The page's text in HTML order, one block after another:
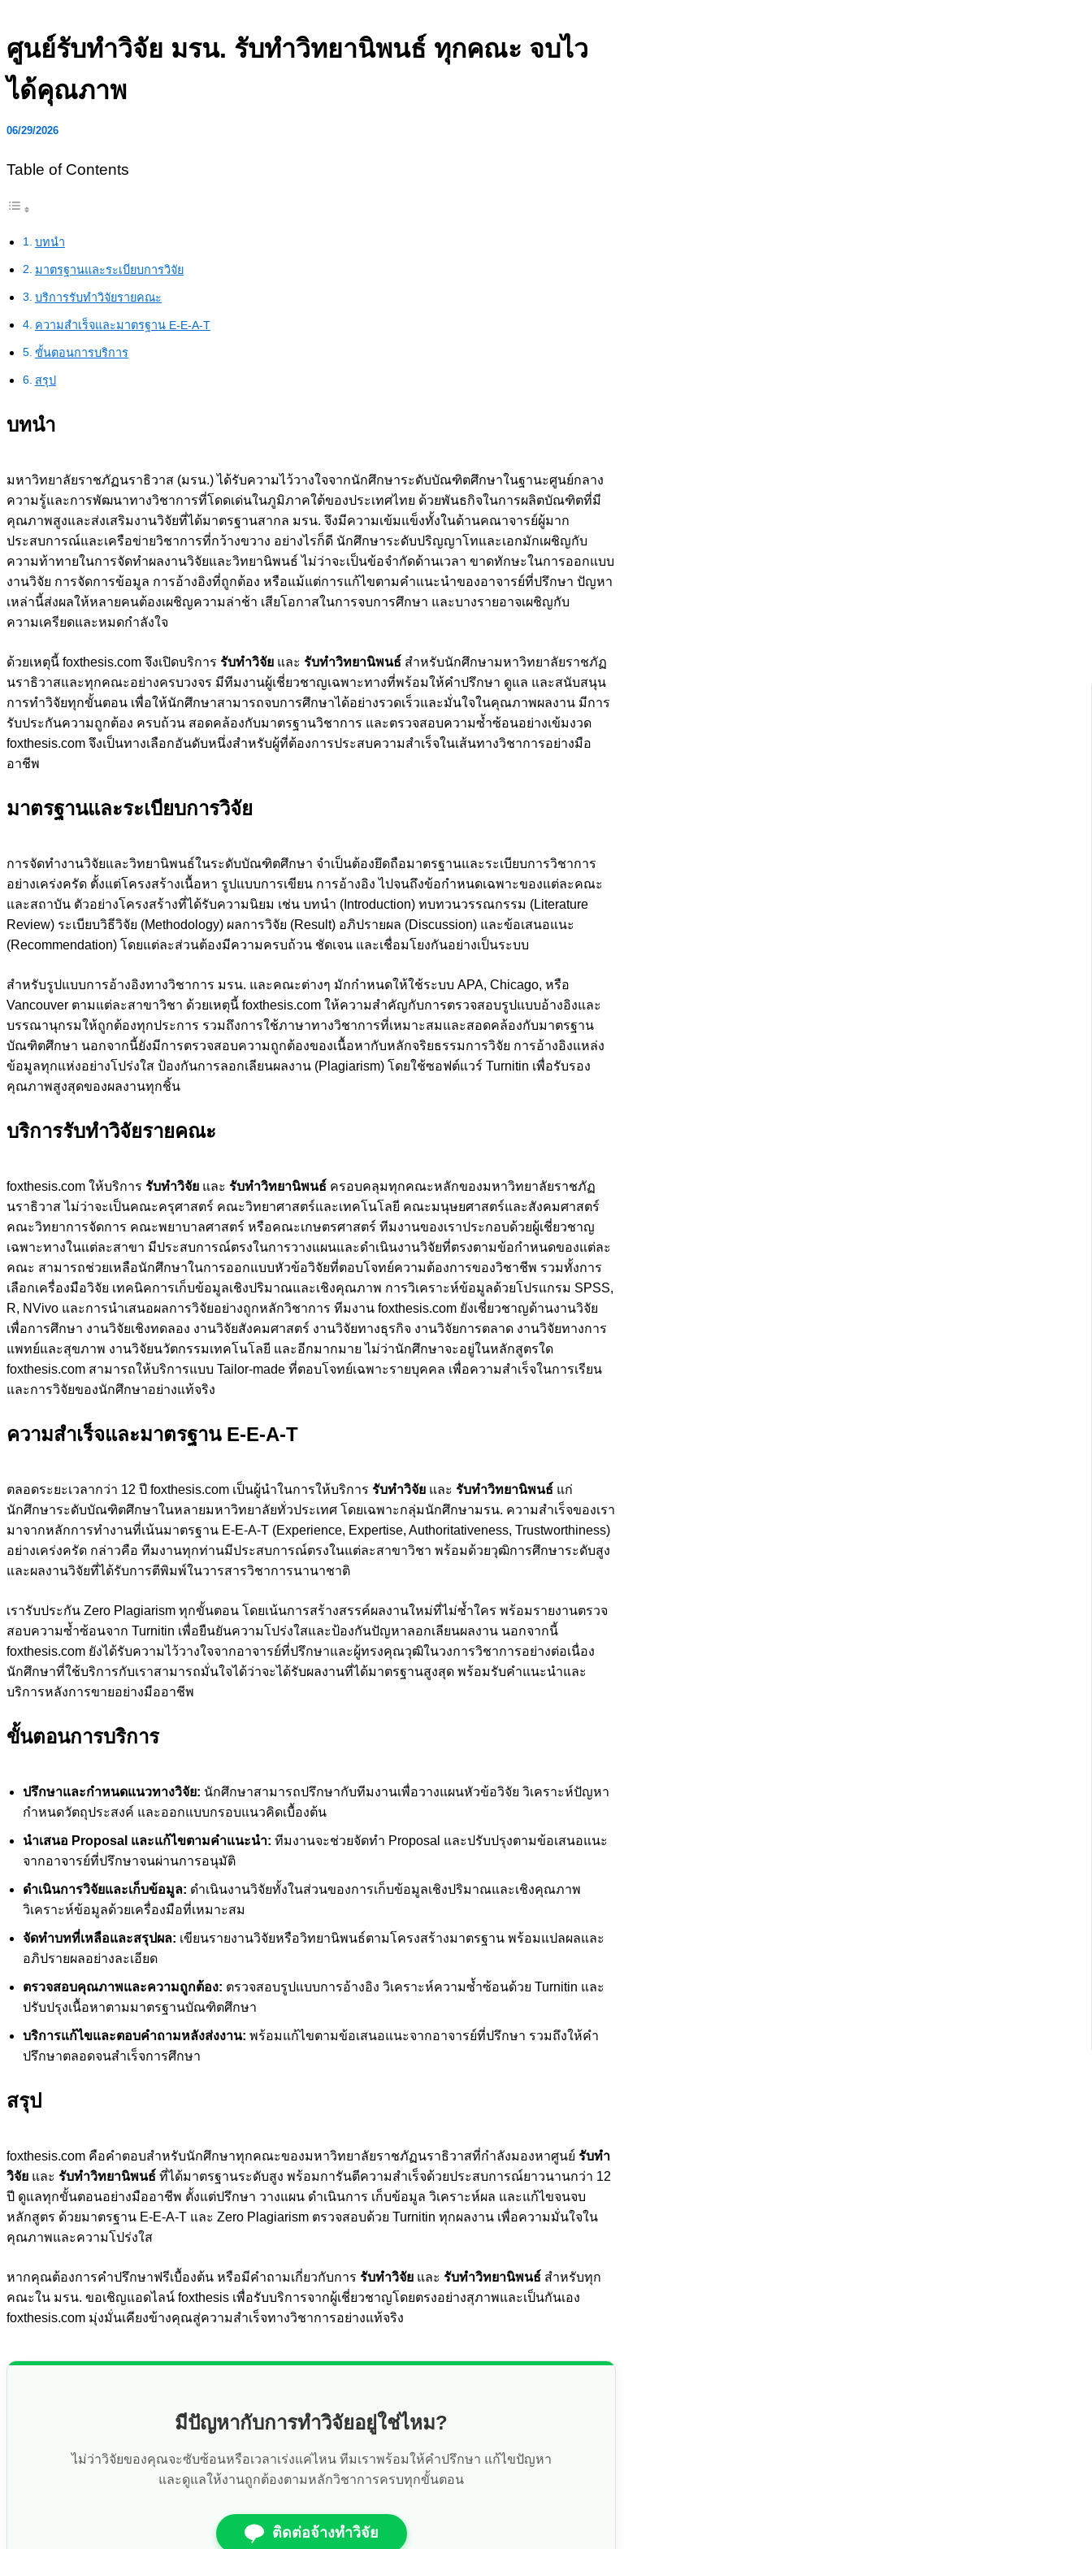
content
ศูนย์รับทำวิจัย มรน. รับทำวิทยานิพนธ์ ทุกคณะ จบไว
ได้คุณภาพ
06/29/2026
Table of Contents
บทนำ
มาตรฐานและระเบียบการวิจัย
บริการรับทำวิจัยรายคณะ
ความสำเร็จและมาตรฐาน E-E-A-T
ขั้นตอนการบริการ
สรุป
บทนำ
มหาวิทยาลัยราชภัฏนราธิวาส (มรน.) ได้รับความไว้วางใจจากนักศึกษาระดับบัณฑิตศึกษาในฐานะศูนย์กลาง
ความรู้และการพัฒนาทางวิชาการที่โดดเด่นในภูมิภาคใต้ของประเทศไทย ด้วยพันธกิจในการผลิตบัณฑิตที่มี
คุณภาพสูงและส่งเสริมงานวิจัยที่ได้มาตรฐานสากล มรน. จึงมีความเข้มแข็งทั้งในด้านคณาจารย์ผู้มาก
ประสบการณ์และเครือข่ายวิชาการที่กว้างขวาง อย่างไรก็ดี นักศึกษาระดับปริญญาโทและเอกมักเผชิญกับ
ความท้าทายในการจัดทำผลงานวิจัยและวิทยานิพนธ์ ไม่ว่าจะเป็นข้อจำกัดด้านเวลา ขาดทักษะในการออกแบบ
งานวิจัย การจัดการข้อมูล การอ้างอิงที่ถูกต้อง หรือแม้แต่การแก้ไขตามคำแนะนำของอาจารย์ที่ปรึกษา ปัญหา
เหล่านี้ส่งผลให้หลายคนต้องเผชิญความล่าช้า เสียโอกาสในการจบการศึกษา และบางรายอาจเผชิญกับ
ความเครียดและหมดกำลังใจ
ด้วยเหตุนี้ foxthesis.com จึงเปิดบริการ รับทำวิจัย และ รับทำวิทยานิพนธ์ สำหรับนักศึกษามหาวิทยาลัยราชภัฏ
นราธิวาสและทุกคณะอย่างครบวงจร มีทีมงานผู้เชี่ยวชาญเฉพาะทางที่พร้อมให้คำปรึกษา ดูแล และสนับสนุน
การทำวิจัยทุกขั้นตอน เพื่อให้นักศึกษาสามารถจบการศึกษาได้อย่างรวดเร็วและมั่นใจในคุณภาพผลงาน มีการ
รับประกันความถูกต้อง ครบถ้วน สอดคล้องกับมาตรฐานวิชาการ และตรวจสอบความซ้ำซ้อนอย่างเข้มงวด
foxthesis.com จึงเป็นทางเลือกอันดับหนึ่งสำหรับผู้ที่ต้องการประสบความสำเร็จในเส้นทางวิชาการอย่างมือ
อาชีพ
มาตรฐานและระเบียบการวิจัย
การจัดทำงานวิจัยและวิทยานิพนธ์ในระดับบัณฑิตศึกษา จำเป็นต้องยึดถือมาตรฐานและระเบียบการวิชาการ
อย่างเคร่งครัด ตั้งแต่โครงสร้างเนื้อหา รูปแบบการเขียน การอ้างอิง ไปจนถึงข้อกำหนดเฉพาะของแต่ละคณะ
และสถาบัน ตัวอย่างโครงสร้างที่ได้รับความนิยม เช่น บทนำ (Introduction) ทบทวนวรรณกรรม (Literature
Review) ระเบียบวิธีวิจัย (Methodology) ผลการวิจัย (Result) อภิปรายผล (Discussion) และข้อเสนอแนะ
(Recommendation) โดยแต่ละส่วนต้องมีความครบถ้วน ชัดเจน และเชื่อมโยงกันอย่างเป็นระบบ
สำหรับรูปแบบการอ้างอิงทางวิชาการ มรน. และคณะต่างๆ มักกำหนดให้ใช้ระบบ APA, Chicago, หรือ
Vancouver ตามแต่ละสาขาวิชา ด้วยเหตุนี้ foxthesis.com ให้ความสำคัญกับการตรวจสอบรูปแบบอ้างอิงและ
บรรณานุกรมให้ถูกต้องทุกประการ รวมถึงการใช้ภาษาทางวิชาการที่เหมาะสมและสอดคล้องกับมาตรฐาน
บัณฑิตศึกษา นอกจากนี้ยังมีการตรวจสอบความถูกต้องของเนื้อหากับหลักจริยธรรมการวิจัย การอ้างอิงแหล่ง
ข้อมูลทุกแห่งอย่างโปร่งใส ป้องกันการลอกเลียนผลงาน (Plagiarism) โดยใช้ซอฟต์แวร์ Turnitin เพื่อรับรอง
คุณภาพสูงสุดของผลงานทุกชิ้น
บริการรับทำวิจัยรายคณะ
foxthesis.com ให้บริการ รับทำวิจัย และ รับทำวิทยานิพนธ์ ครอบคลุมทุกคณะหลักของมหาวิทยาลัยราชภัฏ
นราธิวาส ไม่ว่าจะเป็นคณะครุศาสตร์ คณะวิทยาศาสตร์และเทคโนโลยี คณะมนุษยศาสตร์และสังคมศาสตร์
คณะวิทยาการจัดการ คณะพยาบาลศาสตร์ หรือคณะเกษตรศาสตร์ ทีมงานของเราประกอบด้วยผู้เชี่ยวชาญ
เฉพาะทางในแต่ละสาขา มีประสบการณ์ตรงในการวางแผนและดำเนินงานวิจัยที่ตรงตามข้อกำหนดของแต่ละ
คณะ สามารถช่วยเหลือนักศึกษาในการออกแบบหัวข้อวิจัยที่ตอบโจทย์ความต้องการของวิชาชีพ รวมทั้งการ
เลือกเครื่องมือวิจัย เทคนิคการเก็บข้อมูลเชิงปริมาณและเชิงคุณภาพ การวิเคราะห์ข้อมูลด้วยโปรแกรม SPSS,
R, NVivo และการนำเสนอผลการวิจัยอย่างถูกหลักวิชาการ ทีมงาน foxthesis.com ยังเชี่ยวชาญด้านงานวิจัย
เพื่อการศึกษา งานวิจัยเชิงทดลอง งานวิจัยสังคมศาสตร์ งานวิจัยทางธุรกิจ งานวิจัยการตลาด งานวิจัยทางการ
แพทย์และสุขภาพ งานวิจัยนวัตกรรมเทคโนโลยี และอีกมากมาย ไม่ว่านักศึกษาจะอยู่ในหลักสูตรใด
foxthesis.com สามารถให้บริการแบบ Tailor-made ที่ตอบโจทย์เฉพาะรายบุคคล เพื่อความสำเร็จในการเรียน
และการวิจัยของนักศึกษาอย่างแท้จริง
ความสำเร็จและมาตรฐาน E-E-A-T
ตลอดระยะเวลากว่า 12 ปี foxthesis.com เป็นผู้นำในการให้บริการ รับทำวิจัย และ รับทำวิทยานิพนธ์ แก่
นักศึกษาระดับบัณฑิตศึกษาในหลายมหาวิทยาลัยทั่วประเทศ โดยเฉพาะกลุ่มนักศึกษามรน. ความสำเร็จของเรา
มาจากหลักการทำงานที่เน้นมาตรฐาน E-E-A-T (Experience, Expertise, Authoritativeness, Trustworthiness)
อย่างเคร่งครัด กล่าวคือ ทีมงานทุกท่านมีประสบการณ์ตรงในแต่ละสาขาวิชา พร้อมด้วยวุฒิการศึกษาระดับสูง
และผลงานวิจัยที่ได้รับการตีพิมพ์ในวารสารวิชาการนานาชาติ
เรารับประกัน Zero Plagiarism ทุกขั้นตอน โดยเน้นการสร้างสรรค์ผลงานใหม่ที่ไม่ซ้ำใคร พร้อมรายงานตรวจ
สอบความซ้ำซ้อนจาก Turnitin เพื่อยืนยันความโปร่งใสและป้องกันปัญหาลอกเลียนผลงาน นอกจากนี้
foxthesis.com ยังได้รับความไว้วางใจจากอาจารย์ที่ปรึกษาและผู้ทรงคุณวุฒิในวงการวิชาการอย่างต่อเนื่อง
นักศึกษาที่ใช้บริการกับเราสามารถมั่นใจได้ว่าจะได้รับผลงานที่ได้มาตรฐานสูงสุด พร้อมรับคำแนะนำและ
บริการหลังการขายอย่างมืออาชีพ
ขั้นตอนการบริการ
ปรึกษาและกำหนดแนวทางวิจัย: นักศึกษาสามารถปรึกษากับทีมงานเพื่อวางแผนหัวข้อวิจัย วิเคราะห์ปัญหา
กำหนดวัตถุประสงค์ และออกแบบกรอบแนวคิดเบื้องต้น
นำเสนอ Proposal และแก้ไขตามคำแนะนำ: ทีมงานจะช่วยจัดทำ Proposal และปรับปรุงตามข้อเสนอแนะ
จากอาจารย์ที่ปรึกษาจนผ่านการอนุมัติ
ดำเนินการวิจัยและเก็บข้อมูล: ดำเนินงานวิจัยทั้งในส่วนของการเก็บข้อมูลเชิงปริมาณและเชิงคุณภาพ
วิเคราะห์ข้อมูลด้วยเครื่องมือที่เหมาะสม
จัดทำบทที่เหลือและสรุปผล: เขียนรายงานวิจัยหรือวิทยานิพนธ์ตามโครงสร้างมาตรฐาน พร้อมแปลผลและ
อภิปรายผลอย่างละเอียด
ตรวจสอบคุณภาพและความถูกต้อง: ตรวจสอบรูปแบบการอ้างอิง วิเคราะห์ความซ้ำซ้อนด้วย Turnitin และ
ปรับปรุงเนื้อหาตามมาตรฐานบัณฑิตศึกษา
บริการแก้ไขและตอบคำถามหลังส่งงาน: พร้อมแก้ไขตามข้อเสนอแนะจากอาจารย์ที่ปรึกษา รวมถึงให้คำ
ปรึกษาตลอดจนสำเร็จการศึกษา
สรุป
foxthesis.com คือคำตอบสำหรับนักศึกษาทุกคณะของมหาวิทยาลัยราชภัฏนราธิวาสที่กำลังมองหาศูนย์ รับทำ
วิจัย และ รับทำวิทยานิพนธ์ ที่ได้มาตรฐานระดับสูง พร้อมการันตีความสำเร็จด้วยประสบการณ์ยาวนานกว่า 12
ปี ดูแลทุกขั้นตอนอย่างมืออาชีพ ตั้งแต่ปรึกษา วางแผน ดำเนินการ เก็บข้อมูล วิเคราะห์ผล และแก้ไขจนจบ
หลักสูตร ด้วยมาตรฐาน E-E-A-T และ Zero Plagiarism ตรวจสอบด้วย Turnitin ทุกผลงาน เพื่อความมั่นใจใน
คุณภาพและความโปร่งใส
หากคุณต้องการคำปรึกษาฟรีเบื้องต้น หรือมีคำถามเกี่ยวกับการ รับทำวิจัย และ รับทำวิทยานิพนธ์ สำหรับทุก
คณะใน มรน. ขอเชิญแอดไลน์ foxthesis เพื่อรับบริการจากผู้เชี่ยวชาญโดยตรงอย่างสุภาพและเป็นกันเอง
foxthesis.com มุ่งมั่นเคียงข้างคุณสู่ความสำเร็จทางวิชาการอย่างแท้จริง
มีปัญหากับการทำวิจัยอยู่ใช่ไหม?
ไม่ว่าวิจัยของคุณจะซับซ้อนหรือเวลาเร่งแค่ไหน ทีมเราพร้อมให้คำปรึกษา แก้ไขปัญหา
และดูแลให้งานถูกต้องตามหลักวิชาการครบทุกขั้นตอน
ติดต่อจ้างทำวิจัย